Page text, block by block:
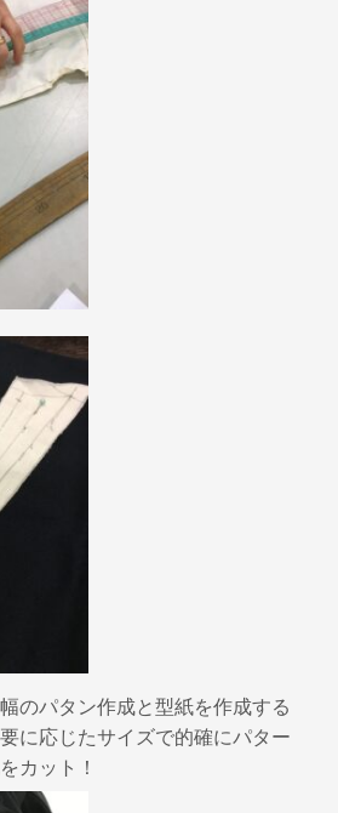
のパタン作成と型紙を作成する
に応じたサイズで的確にパター
カット！